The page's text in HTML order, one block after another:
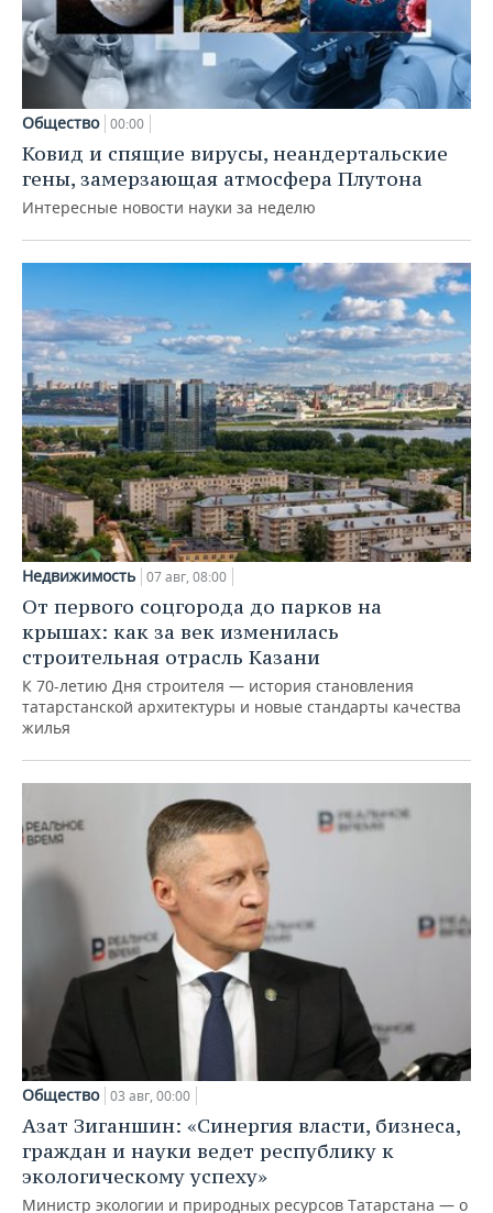
Общество 00:00
Ковид и спящие вирусы, неандертальские
гены, замерзающая атмосфера Плутона
Интересные новости науки за неделю
Недвижимость 07 авг, 08:00
От первого соцгорода до парков на
крышах: как за век изменилась
строительная отрасль Казани
К 70-летию Дня строителя — история становления
татарстанской архитектуры и новые стандарты качества
жилья
Общество 03 авг, 00:00
Азат Зиганшин: «Синергия власти, бизнеса,
граждан и науки ведет республику к
экологическому успеху»
Министр экологии и природных ресурсов Татарстана — о